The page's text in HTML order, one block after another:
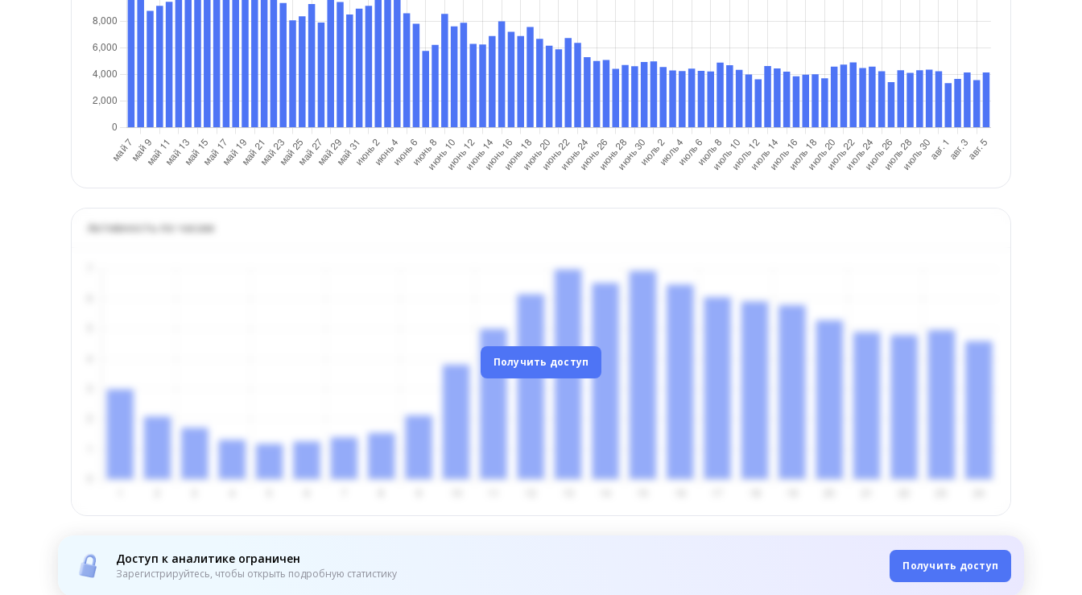
Активность по часам
Получить доступ
Доступ к аналитике ограничен
Зарегистрируйтесь, чтобы открыть подробную статистику
Получить доступ